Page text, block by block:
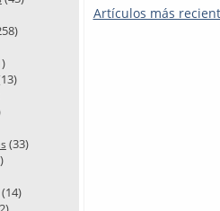
(33)
(14)
Artículos más